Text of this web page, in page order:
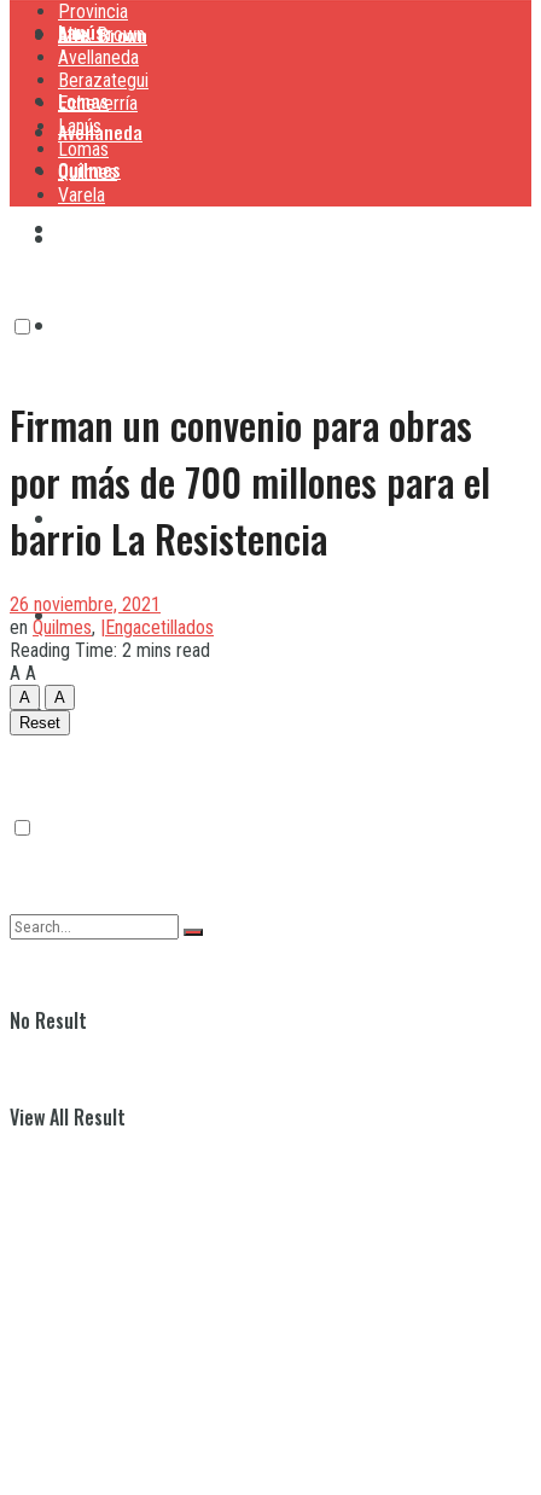
Lanús
Lomas
Quilmes
Alte. Brown
Avellaneda
Lanús
Quilmes
Varela
No Result
View All Result
Provincia
Alte. Brown
Avellaneda
Berazategui
Echeverría
Lanús
Lomas
Quilmes
Varela
Firman un convenio para obras
por más de 700 millones para el
barrio La Resistencia
26 noviembre, 2021
en Quilmes, |Engacetillados
Reading Time: 2 mins read
A A
A
A
Reset